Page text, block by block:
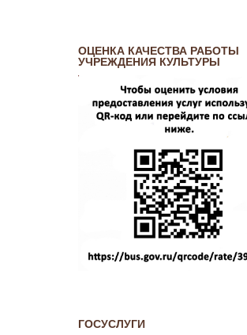
ОЦЕНКА КАЧЕСТВА РАБОТЫ
УЧРЕЖДЕНИЯ КУЛЬТУРЫ
ГОСУСЛУГИ